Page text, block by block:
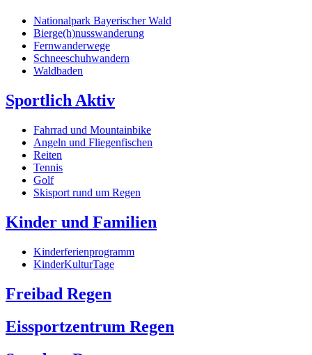
Nationalpark Bayerischer Wald
Bierge(h)nusswanderung
Fernwanderwege
Schneeschuhwandern
Waldbaden
Sportlich Aktiv
Fahrrad und Mountainbike
Angeln und Fliegenfischen
Reiten
Tennis
Golf
Skisport rund um Regen
Kinder und Familien
Kinderferienprogramm
KinderKulturTage
Freibad Regen
Eissportzentrum Regen